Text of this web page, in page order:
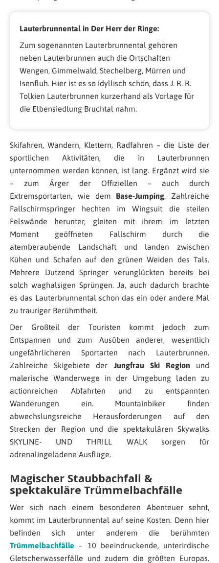
Lauterbrunnental in Der Herr der Ringe:
Zum sogenannten Lauterbrunnental gehören
neben Lauterbrunnen auch die Ortschaften
Wengen, Gimmelwald, Stechelberg, Mürren und
Isenfluh. Hier ist es so idyllisch schön, dass J. R. R.
Tolkien Lauterbrunnen kurzerhand als Vorlage für
die Elbensiedlung Bruchtal nahm.
Skifahren, Wandern, Klettern, Radfahren – die Liste der
sportlichen Aktivitäten, die in Lauterbrunnen
unternommen werden können, ist lang. Ergänzt wird sie
– zum Ärger der Offiziellen – auch durch
Extremsportarten, wie dem Base-Jumping. Zahlreiche
Fallschirmspringer hechten im Wingsuit die steilen
Felswände herunter, gleiten mit ihrem im letzten
Moment geöffneten Fallschirm durch die
atemberaubende Landschaft und landen zwischen
Kühen und Schafen auf den grünen Weiden des Tals.
Mehrere Dutzend Springer verunglückten bereits bei
solch waghalsigen Sprüngen. Ja, auch dadurch brachte
es das Lauterbrunnental schon das ein oder andere Mal
zu trauriger Berühmtheit.
Der Großteil der Touristen kommt jedoch zum
Entspannen und zum Ausüben anderer, wesentlich
ungefährlicheren Sportarten nach Lauterbrunnen.
Zahlreiche Skigebiete der Jungfrau Ski Region und
malerische Wanderwege in der Umgebung laden zu
actionreichen Abfahrten und zu entspannten
Wanderungen ein. Mountainbiker finden
abwechslungsreiche Herausforderungen auf den
Strecken der Region und die spektakulären Skywalks
SKYLINE- UND THRILL WALK sorgen für
adrenalingeladene Ausflüge.
Magischer Staubbachfall &
spektakuläre Trümmelbachfälle
Wer sich nach einem besonderen Abenteuer sehnt,
kommt im Lauterbrunnental auf seine Kosten. Denn hier
befinden sich unter anderem die berühmten
Trümmelbachfälle – 10 beeindruckende, unterirdische
Gletscherwasserfälle und zudem die größten Europas.